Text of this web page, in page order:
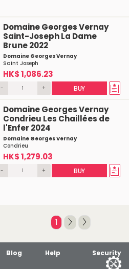
Domaine Georges Vernay
Saint-Joseph La Dame
Brune 2022
Domaine Georges Vernay
Saint Joseph
HK$ 1,086.23
- + BUY
Domaine Georges Vernay
Condrieu Les Chaillées de
l'Enfer 2024
Domaine Georges Vernay
Condrieu
HK$ 1,279.03
- + BUY
1
Blog Help Security